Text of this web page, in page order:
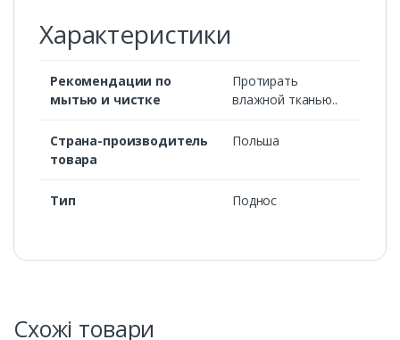
Характеристики
Рекомендации по
мытью и чистке
Протирать
влажной тканью..
Страна-производитель
товара
Польша
Тип Поднос
Схожі товари